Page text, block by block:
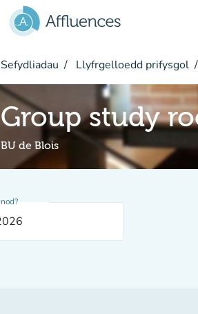
Sefydliadau Llyfrgelloedd prifysgol
Group study
BU de Blois